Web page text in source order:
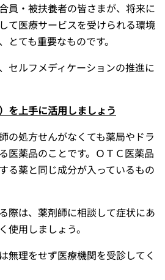
員・被扶養者の皆さまが、将来に
て医療サービスを受けられる環境
ても重要なものです。
セルフメディケーションの推進に
を上手に活用しましょう
の処方せんがなくても薬局やドラ
医薬品のことです。ＯＴＣ医薬品
る薬と同じ成分が入っているもの
際は、薬剤師に相談して症状にあ
使用しましょう。
無理をせず医療機関を受診してく